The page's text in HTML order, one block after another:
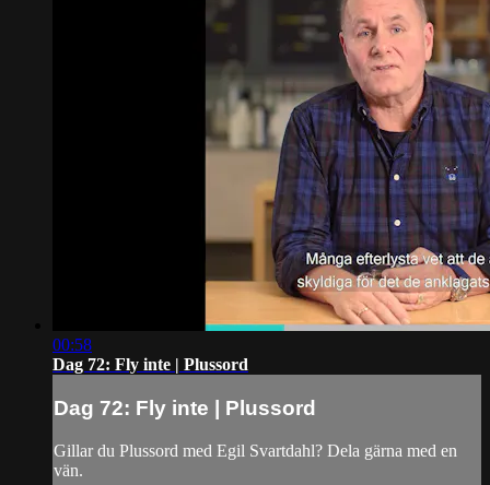
00:58
Dag 72: Fly inte | Plussord
Dag 72: Fly inte | Plussord
Gillar du Plussord med Egil Svartdahl? Dela gärna med en
vän.